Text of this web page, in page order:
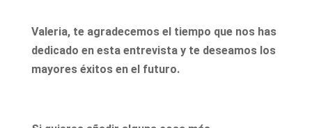
Valeria, te agradecemos el tiempo que nos has
dedicado en esta entrevista y te deseamos los
mayores éxitos en el futuro.